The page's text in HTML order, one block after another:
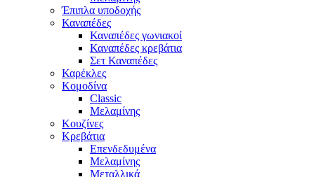
Έπιπλα υποδοχής
Καναπέδες
Καναπέδες γωνιακοί
Καναπέδες κρεβάτια
Σετ Καναπέδες
Καρέκλες
Κομοδίνα
Classic
Μελαμίνης
Κουζίνες
Κρεβάτια
Επενδεδυμένα
Μελαμίνης
Μεταλλικά